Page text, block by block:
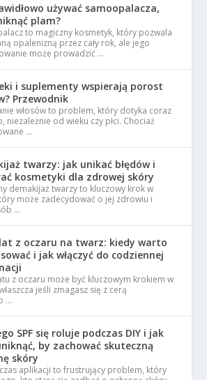
używać samoopalacza,
plam?
to magiczny kosmetyk, który pozwala
opalenizną przez cały rok, ale jego
może prowadzić …
i suplementy wspierają porost
Przewodnik
włosów to problem, który dotyka coraz
niezależnie od wieku czy płci. Chociaż
…
twarzy: jak unikać błędów i
kosmetyki dla zdrowej skóry
demakijaż twarzy to kluczowy krok w
może zadecydować o jej zdrowiu i
…
z oczaru na twarz: kiedy warto
i jak włączyć do codziennej
z oczaru może być kluczowym krokiem w
jeśli zmagasz się z cerą
…
SPF się roluje podczas DIY i jak
by zachować skuteczną
skóry
aplikacji to frustrujący problem, który